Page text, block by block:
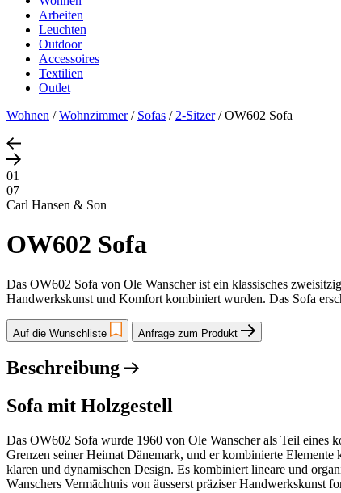
Arbeiten
Leuchten
Outdoor
Accessoires
Textilien
Outlet
Wohnen /Wohnzimmer/ Sofas / 2-Sitzer/OW602 Sofa
01
07
Carl Hansen & Son
OW602 Sofa
Das OW602 Sofa von Ole Wanscher ist ein klassisches
Handwerkskunst und Komfort kombiniert wurden. Das Sofa
Auf die Wunschliste Anfrage zum Produkt
Beschreibung
Sofa mit Holzgestell
Das OW602 Sofa wurde 1960 von Ole Wanscher als Teil eines
Grenzen seiner Heimat Dänemark, und er kombinierte
klaren und dynamischen Design. Es kombiniert lineare und
Wanschers Vermächtnis von äusserst präziser Handwerkskunst